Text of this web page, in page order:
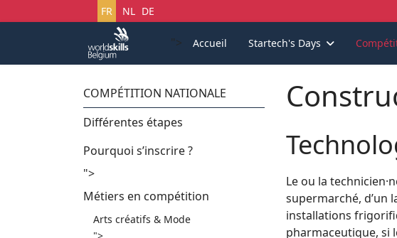
Sélectionnez votre langue
FR NL DE
"> Accueil Startech's Days
COMPÉTITION NATIONALE
Différentes étapes
Pourquoi s’inscrire ?
">
Métiers en compétition
Arts créatifs & Mode
Le ou la
supermarché, d’un
installations
pharmaceutique, si